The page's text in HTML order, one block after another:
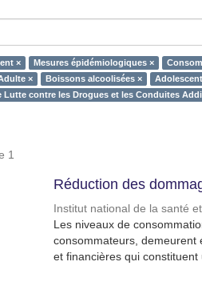
× Mesures épidémiologiques ×
× Boissons alcoolisées ×
contre les Drogues et les Conduites
1
Réduction des
Institut national de la santé
Les niveaux de
consommateurs, demeurent
et financières qui constituent